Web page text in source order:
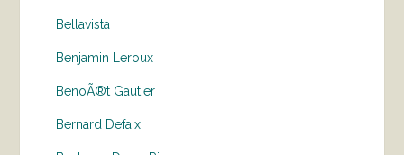
Bellavista
Benjamin Leroux
BenoÃ®t Gautier
Bernard Defaix